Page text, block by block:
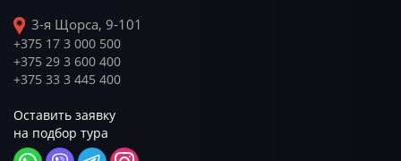
3-я Щорса, 9-101
+375 17 3 000 500
+375 29 3 600 400
+375 33 3 445 400
Оставить заявку
на подбор тура